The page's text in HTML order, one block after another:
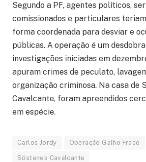
Segundo a PF, agentes políticos,
comissionados e particulares
forma coordenada para desviar e
públicas. A operação é um
investigações iniciadas em
apuram crimes de peculato,
organização criminosa. Na casa de
Cavalcante, foram apreendidos
em espécie.
Carlos Jordy Operação Galho Fraco
Sóstenes Cavalcante